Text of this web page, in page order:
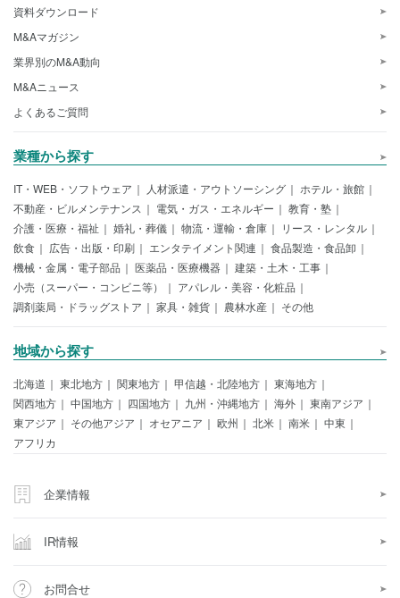
資料ダウンロード
M&Aマガジン
業界別のM&A動向
M&Aニュース
よくあるご質問
業種から探す
IT・WEB・ソフトウェア 人材派遣・アウトソーシング
ホテル・旅館
不動産・ビルメンテナンス
電気・ガス・エネルギー
教育・塾
介護・医療・福祉
婚礼・葬儀 物流・運輸・倉庫
リース・レンタル
飲食
広告・出版・印刷 エンタテイメント関連
食品製造・食品卸
機械・金属・電子部品
医薬品・医療機器
建築・土木・工事
小売（スーパー・コンビニ等）
アパレル・美容・化粧品
調剤薬局・ドラッグストア
家具・雑貨 農林水産 その他
地域から探す
北海道 東北地方 関東地方 甲信越・北陸地方
東海地方
関西地方
中国地方 四国地方 九州・沖縄地方 海外
東南アジア
東アジア
その他アジア オセアニア 欧州 北米 南米
中東
アフリカ
企業情報
IR情報
お問合せ